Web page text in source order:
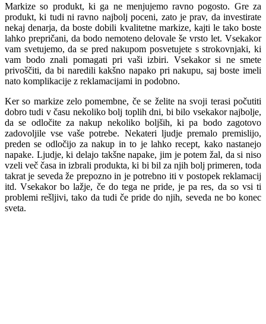
Markize so produkt, ki ga ne menjujemo ravno pogosto. Gre za
produkt, ki tudi ni ravno najbolj poceni, zato je prav, da investirate
nekaj denarja, da boste dobili kvalitetne markize, kajti le tako boste
lahko prepričani, da bodo nemoteno delovale še vrsto let. Vsekakor
vam svetujemo, da se pred nakupom posvetujete s strokovnjaki, ki
vam bodo znali pomagati pri vaši izbiri. Vsekakor si ne smete
privoščiti, da bi naredili kakšno napako pri nakupu, saj boste imeli
nato komplikacije z reklamacijami in podobno.
Ker so markize zelo pomembne, če se želite na svoji terasi počutiti
dobro tudi v času nekoliko bolj toplih dni, bi bilo vsekakor najbolje,
da se odločite za nakup nekoliko boljših, ki pa bodo zagotovo
zadovoljile vse vaše potrebe. Nekateri ljudje premalo premislijo,
preden se odločijo za nakup in to je lahko recept, kako nastanejo
napake. Ljudje, ki delajo takšne napake, jim je potem žal, da si niso
vzeli več časa in izbrali produkta, ki bi bil za njih bolj primeren, toda
takrat je seveda že prepozno in je potrebno iti v postopek reklamacij
itd. Vsekakor bo lažje, če do tega ne pride, je pa res, da so vsi ti
problemi rešljivi, tako da tudi če pride do njih, seveda ne bo konec
sveta.